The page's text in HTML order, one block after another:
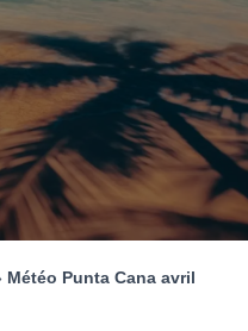
I
Météo Punta Cana avril